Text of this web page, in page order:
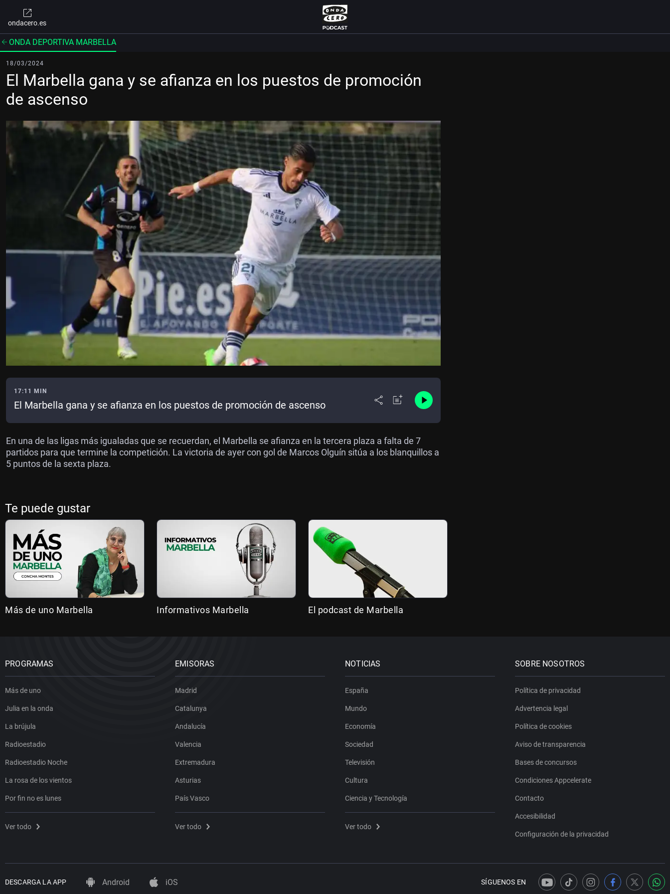
ondacero.es
ONDA DEPORTIVA MARBELLA
18/03/2024
El Marbella gana y se afianza en los puestos de promoción
de ascenso
17:11 MIN
El Marbella gana y se afianza en los puestos de promoción de ascenso
En una de las ligas más igualadas que se recuerdan, el Marbella se afianza en la tercera plaza a falta de 7
partidos para que termine la competición. La victoria de ayer con gol de Marcos Olguín sitúa a los blanquillos a
5 puntos de la sexta plaza.
Te puede gustar
Más de uno Marbella Informativos Marbella El podcast de Marbella
PROGRAMAS
Más de uno
Julia en la onda
La brújula
Radioestadio
Radioestadio Noche
La rosa de los vientos
Por fin no es lunes
Ver todo
EMISORAS
Madrid
Catalunya
Andalucía
Valencia
Extremadura
Asturias
País Vasco
Ver todo
NOTICIAS
España
Mundo
Economía
Sociedad
Televisión
Cultura
Ciencia y Tecnología
Ver todo
SOBRE NOSOTROS
Política de privacidad
Advertencia legal
Política de cookies
Aviso de transparencia
Bases de concursos
Condiciones Appcelerate
Contacto
Accesibilidad
Configuración de la privacidad
DESCARGA LA APP Android iOS SÍGUENOS EN